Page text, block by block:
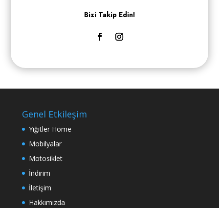
Bizi Takip Edin!
Genel Etkileşim
Yiğitler Home
Mobilyalar
Motosiklet
İndirim
İletişim
Hakkımızda